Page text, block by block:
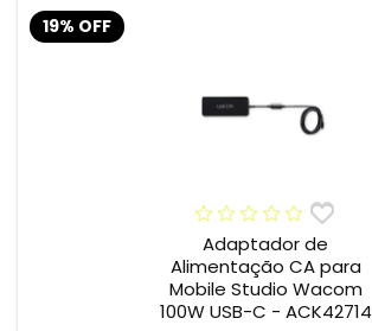
19% OFF
Adaptador de
Alimentação CA para
Mobile Studio Wacom
100W USB-C - ACK42714